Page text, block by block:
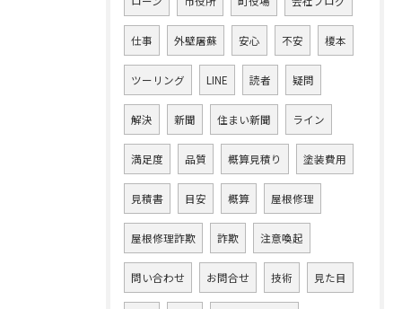
仕事 外壁屠蘇 安心 不安 榎本
ツーリング LINE 読者 疑問
解決 新聞 住まい新聞 ライン
満足度 品質 概算見積り 塗装費用
見積書 目安 概算 屋根修理
屋根修理詐欺 詐欺 注意喚起
問い合わせ お問合せ 技術 見た目